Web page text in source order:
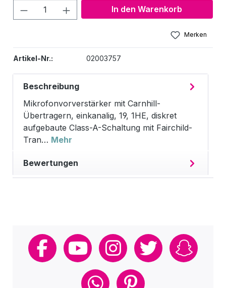
Produkt Anzahl: Gib den
In den Warenkorb
Merken
Artikel-Nr.: 02003757
Beschreibung
Mikrofonvorverstärker mit Carnhill-
Übertragern, einkanalig, 19, 1HE, diskret
aufgebaute Class-A-Schaltung mit Fairchild-
Tran… Mehr
Bewertungen